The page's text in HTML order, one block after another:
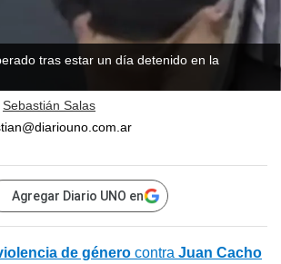
tras estar un día detenido en la
Sebastián Salas
Agregar Diario UNO en
de género contra Juan Cacho